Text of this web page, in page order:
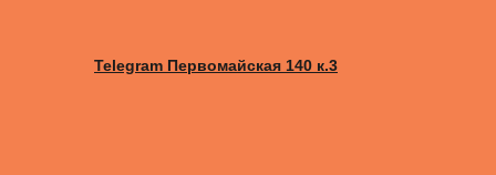
Telegram Первомайская 140 к.3